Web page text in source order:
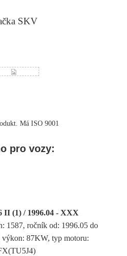
SKV
Má ISO 9001
pro vozy:
II (1) / 1996.04 - XXX
1587, ročník od: 1996.05 do
výkon: 87KW, typ motoru: